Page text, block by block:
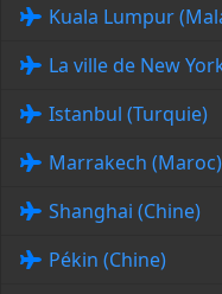
Kuala Lumpur
La ville de New
Istanbul (Turquie)
Marrakech (Maroc)
Shanghai (Chine)
Pékin (Chine)